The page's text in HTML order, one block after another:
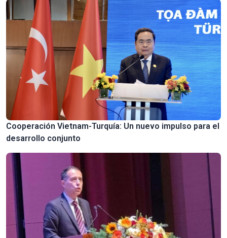
Cooperación Vietnam-Turquía: Un nuevo impulso para el
desarrollo conjunto